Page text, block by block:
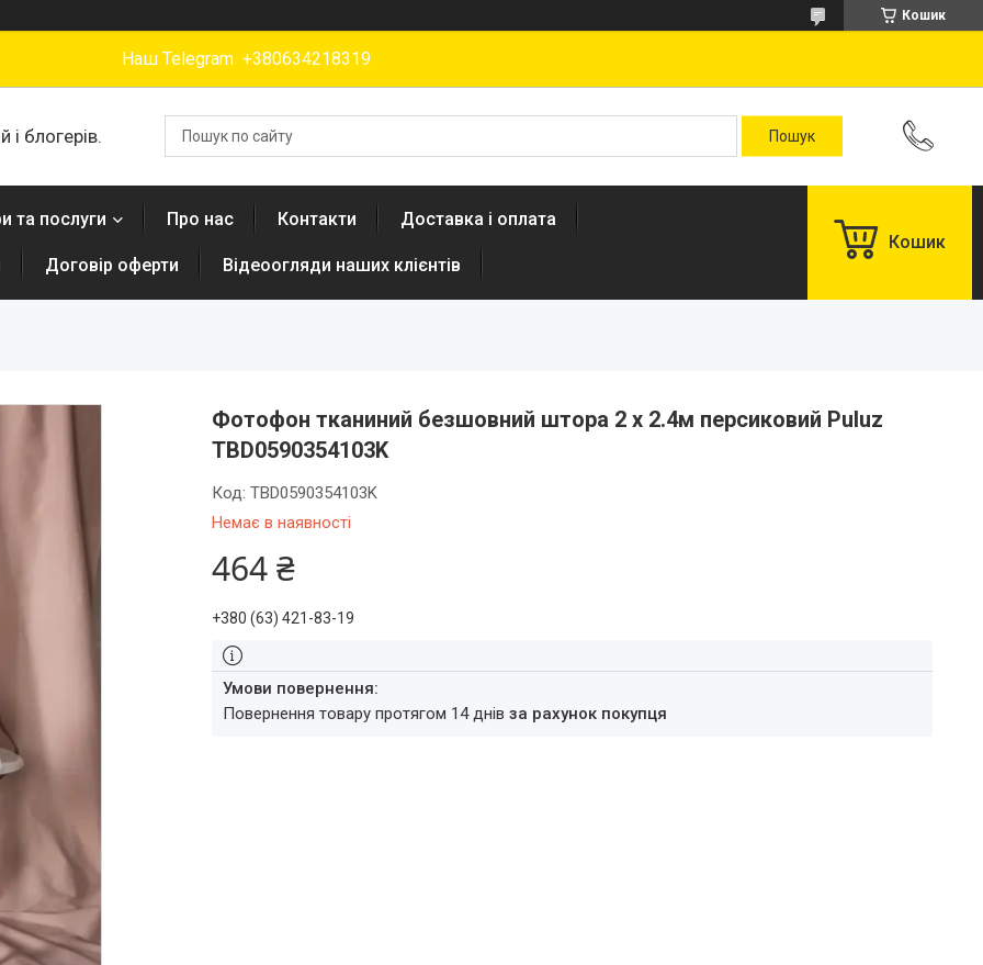
Кошик
Наш Telegram +380634218319
блогерів.
та послуги Про нас Контакти Доставка і оплата
Договір оферти Відеоогляди наших клієнтів
Кошик
Фотофон тканиний безшовний штора 2 x 2.4м персиковий Puluz
TBD0590354103K
Немає в наявності
Код:TBD0590354103K
464 ₴
+380 (63) 421-83-19
повернення товару протягом 14 днівза рахунок покупця